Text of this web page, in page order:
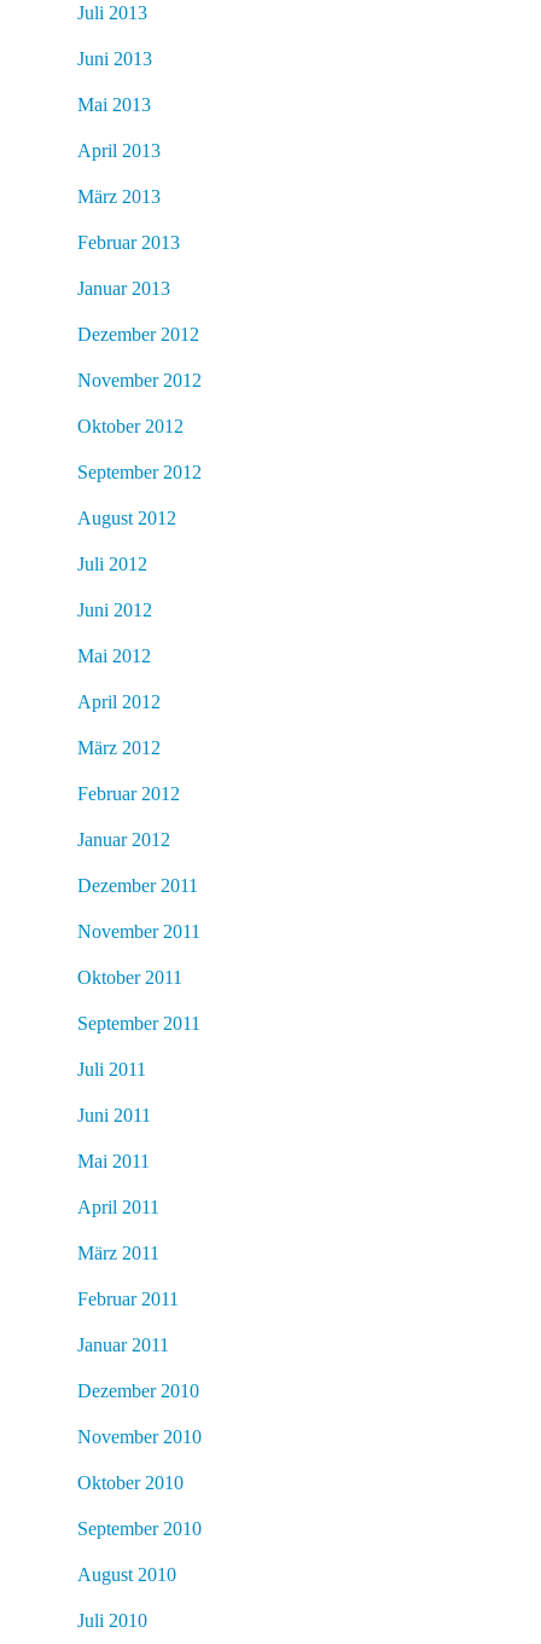
Juli 2013
Juni 2013
Mai 2013
April 2013
März 2013
Februar 2013
Januar 2013
Dezember 2012
November 2012
Oktober 2012
September 2012
August 2012
Juli 2012
Juni 2012
Mai 2012
April 2012
März 2012
Februar 2012
Januar 2012
Dezember 2011
November 2011
Oktober 2011
September 2011
Juli 2011
Juni 2011
Mai 2011
April 2011
März 2011
Februar 2011
Januar 2011
Dezember 2010
November 2010
Oktober 2010
September 2010
August 2010
Juli 2010